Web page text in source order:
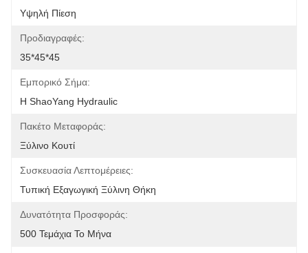
Υψηλή Πίεση
Προδιαγραφές:
35*45*45
Εμπορικό Σήμα:
Η ShaoYang Hydraulic
Πακέτο Μεταφοράς:
Ξύλινο Κουτί
Συσκευασία Λεπτομέρειες:
Τυπική Εξαγωγική Ξύλινη Θήκη
Δυνατότητα Προσφοράς:
500 Τεμάχια Το Μήνα